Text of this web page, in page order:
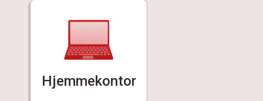
Hjemmekontor